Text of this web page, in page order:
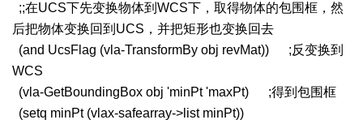
;;在UCS下先变换物体到WCS下，取得物体的包围框，然
后把物体变换回到UCS，并把矩形也变换回去
(and UcsFlag (vla-TransformBy obj revMat)) ;反变换到
WCS
(vla-GetBoundingBox obj 'minPt 'maxPt) ;得到包围框
(setq minPt (vlax-safearray->list minPt))